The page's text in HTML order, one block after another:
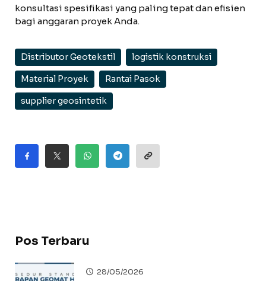
konsultasi spesifikasi yang paling tepat dan efisien
bagi anggaran proyek Anda.
Distributor Geotekstil logistik konstruksi
Material Proyek Rantai Pasok
supplier geosintetik
Pos Terbaru
28/05/2026